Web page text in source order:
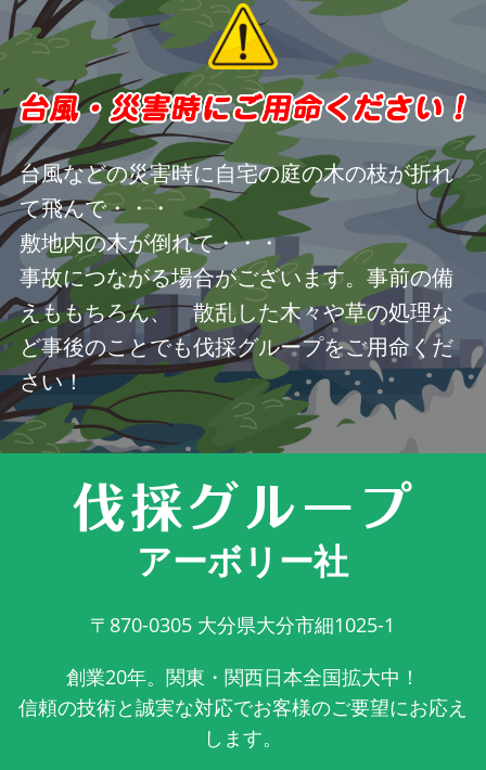
台風などの災害時に自宅の庭の木の枝が折れ
て飛んで・・・
敷地内の木が倒れて・・・
事故につながる場合がございます。事前の備
えももちろん、 散乱した木々や草の処理な
ど事後のことでも伐採グループをご用命くだ
さい！
アーボリー社
〒870-0305 大分県大分市細1025-1
創業20年。関東・関西日本全国拡大中！
信頼の技術と誠実な対応でお客様のご要望にお応え
します。